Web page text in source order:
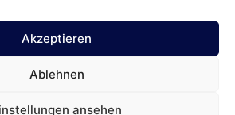
Akzeptieren
Ablehnen
ansehen
impressum
Kontakt